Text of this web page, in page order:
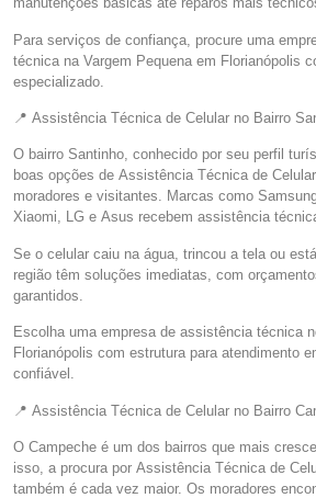
Para serviços de confiança, procure uma
técnica na Vargem Pequena em Florianópolis
especializado.
📍 Assistência Técnica de Celular no Bairro
O bairro Santinho, conhecido por seu perfil
boas opções de Assistência Técnica de
moradores e visitantes. Marcas como
Xiaomi, LG e Asus recebem assistência
Se o celular caiu na água, trincou a tela ou
região têm soluções imediatas, com
garantidos.
Escolha uma empresa de assistência técnica
Florianópolis com estrutura para atendimento
confiável.
📍 Assistência Técnica de Celular no Bairro
O Campeche é um dos bairros que mais
isso, a procura por Assistência Técnica de
também é cada vez maior. Os moradores